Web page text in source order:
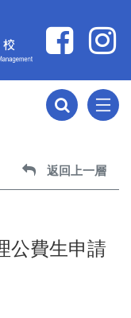
返回上一層
公費生申請